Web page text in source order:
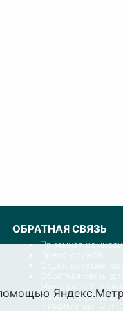
ОБРАТНАЯ СВЯЗЬ
Приемная
Отдел
Обратная связь
Минздраве России
Обратная связь